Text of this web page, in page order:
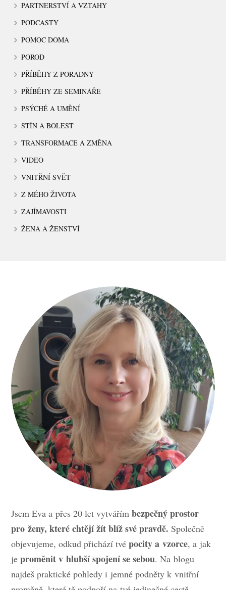
PARTNERSTVÍ A VZTAHY
PODCASTY
POMOC DOMA
POROD
PŘÍBĚHY Z PORADNY
PŘÍBĚHY ZE SEMINÁŘE
PSÝCHÉ A UMĚNÍ
STÍN A BOLEST
TRANSFORMACE A ZMĚNA
VIDEO
VNITŘNÍ SVĚT
Z MÉHO ŽIVOTA
ZAJÍMAVOSTI
ŽENA A ŽENSTVÍ
Jsem Eva a přes 20 let vytvářímbezpečný prostor
pro ženy, které chtějí žít blíž své pravdě. Společně
objevujeme, odkud přichází tvépocity a vzorce, a jak
jeproměnit v hlubší spojení se sebou. Na blogu
najdeš praktické pohledy i jemné podněty k vnitřní